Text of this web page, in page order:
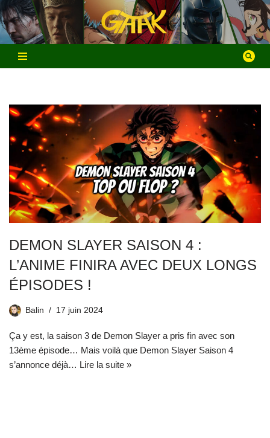
Aller
au
contenu
DEMON SLAYER SAISON 4 :
L’ANIME FINIRA AVEC DEUX LONGS
ÉPISODES !
Balin 17 juin 2024
Ça y est, la saison 3 de Demon Slayer a pris fin avec son
13ème épisode… Mais voilà que Demon Slayer Saison 4
s’annonce déjà… Lire la suite »